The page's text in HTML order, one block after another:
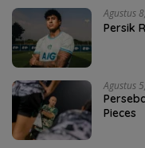
Agustus
Persik
Agustus
Pieces